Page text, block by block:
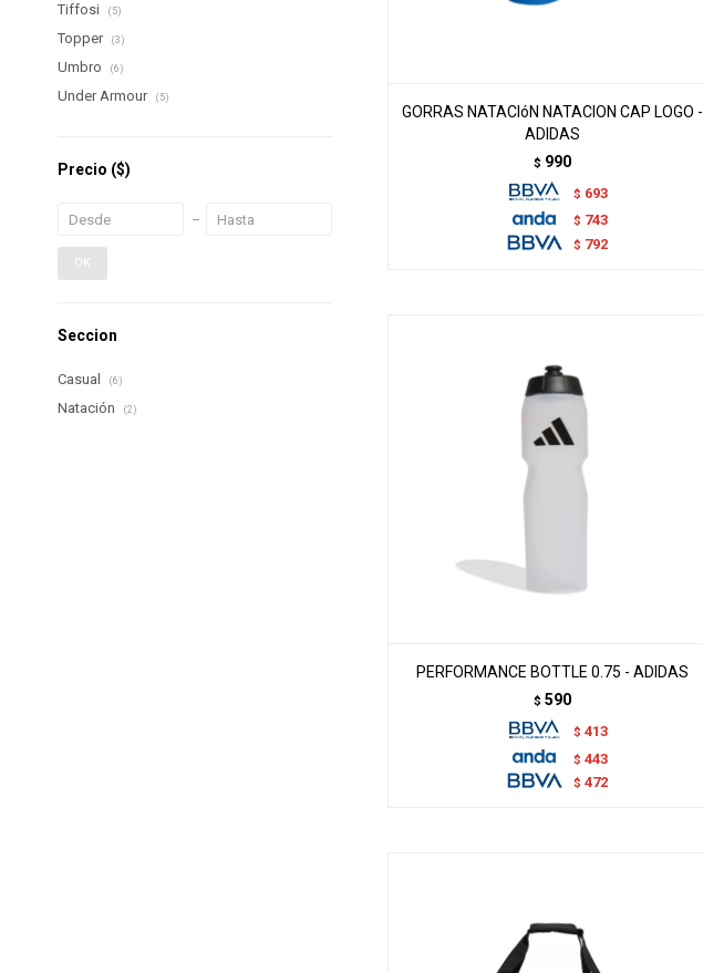
GORRAS NATACIóN NATACION CAP LOGO -
ADIDAS
$ 990
$ 693
$ 743
$ 792
PERFORMANCE BOTTLE 0.75 - ADIDAS
$ 590
$ 413
$ 443
$ 472
Tiffosi (5)
Topper (3)
Umbro (6)
Under Armour (5)
Precio ($)
OK
Seccion
Casual (6)
Natación (2)